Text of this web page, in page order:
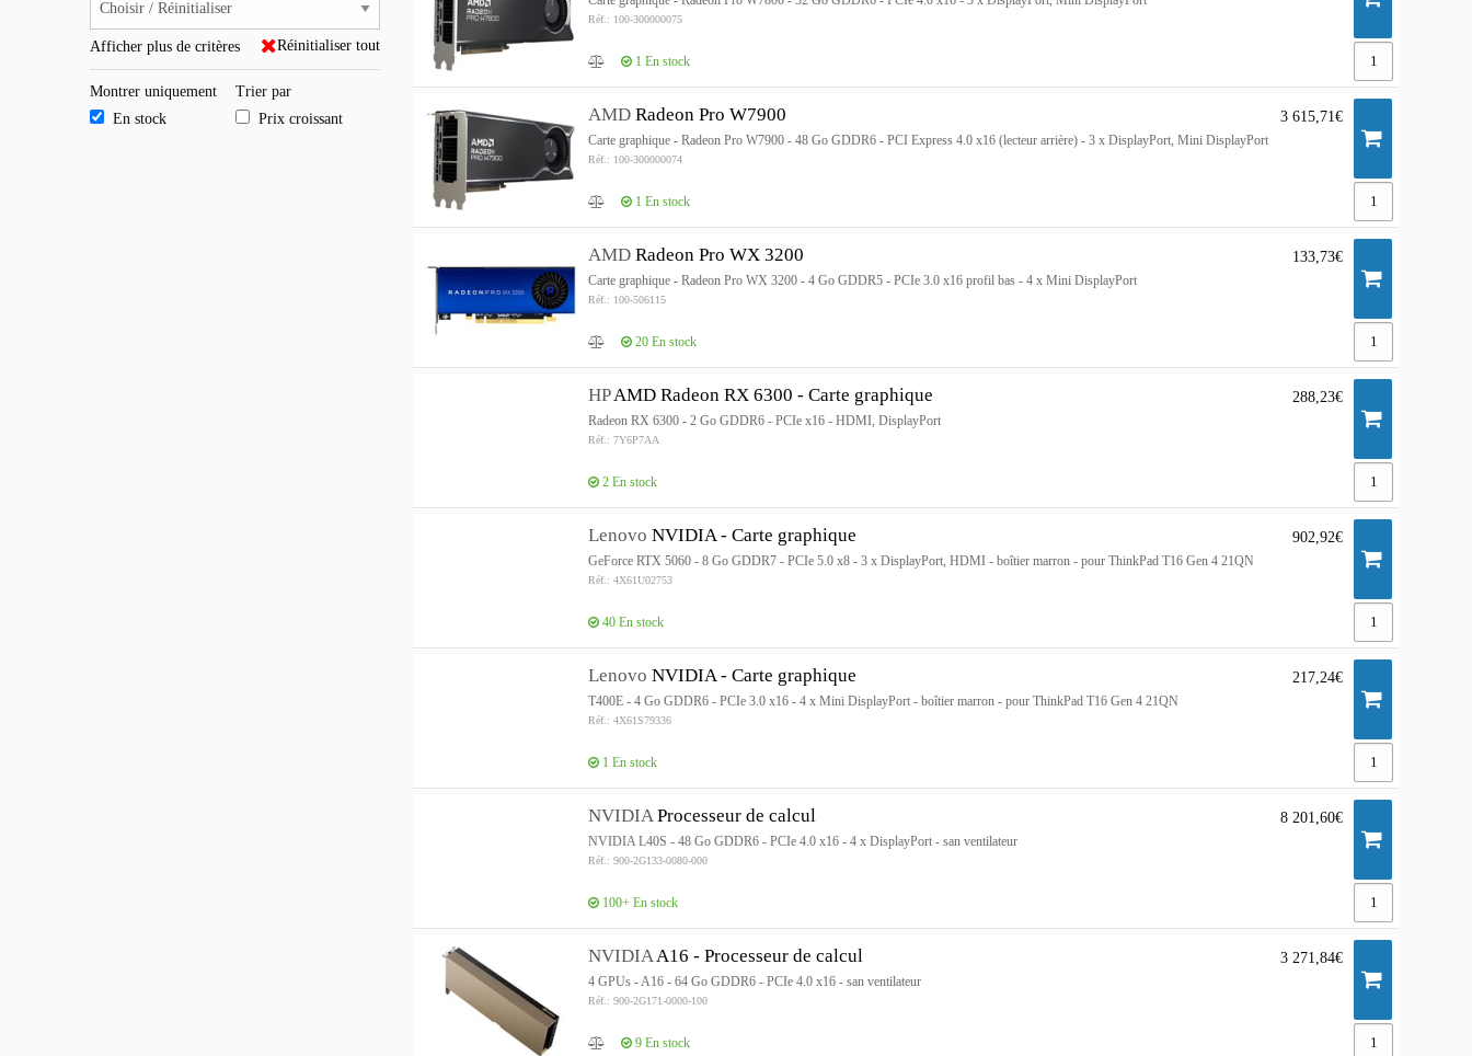
Afficher plus de critères Réinitialiser tout
Montrer uniquement
En stock
Trier par
Prix croissant
Réf.: 100-300000075
1 En stock
AMD Radeon Pro W7900
Carte graphique - Radeon Pro W7900 - 48 Go GDDR6 - PCI Express 4.0 x16 (lecteur arrière) - 3 x DisplayPort, Mini DisplayPort
Réf.: 100-300000074
3 615,71€
1 En stock
AMD Radeon Pro WX 3200
Carte graphique - Radeon Pro WX 3200 - 4 Go GDDR5 - PCIe 3.0 x16 profil bas - 4 x Mini DisplayPort
Réf.: 100-506115
133,73€
20 En stock
HPAMD Radeon RX 6300 - Carte graphique
Radeon RX 6300 - 2 Go GDDR6 - PCIe x16 - HDMI, DisplayPort
Réf.: 7Y6P7AA
288,23€
2 En stock
Lenovo NVIDIA - Carte graphique
GeForce RTX 5060 - 8 Go GDDR7 - PCIe 5.0 x8 - 3 x DisplayPort, HDMI - boîtier marron - pour ThinkPad T16 Gen 4 21QN
Réf.: 4X61U02753
902,92€
40 En stock
Lenovo NVIDIA - Carte graphique
T400E - 4 Go GDDR6 - PCIe 3.0 x16 - 4 x Mini DisplayPort - boîtier marron - pour ThinkPad T16 Gen 4 21QN
Réf.: 4X61S79336
217,24€
1 En stock
NVIDIA Processeur de calcul
NVIDIA L40S - 48 Go GDDR6 - PCIe 4.0 x16 - 4 x DisplayPort - san ventilateur
Réf.: 900-2G133-0080-000
8 201,60€
100+ En stock
NVIDIAA16 - Processeur de calcul
4 GPUs - A16 - 64 Go GDDR6 - PCIe 4.0 x16 - san ventilateur
Réf.: 900-2G171-0000-100
3 271,84€
9 En stock